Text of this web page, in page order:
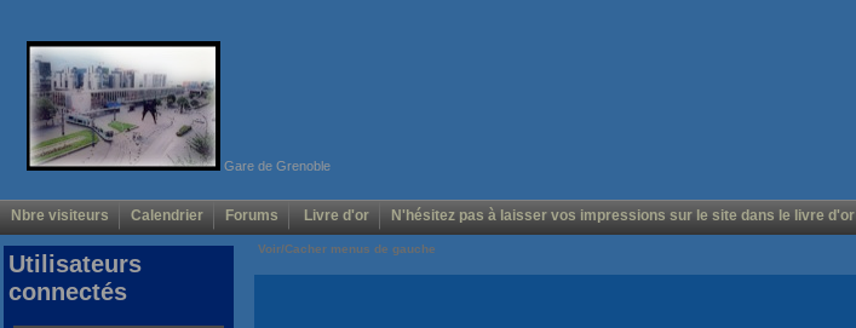
Gare de Grenoble
Nbre visiteurs Calendrier Forums Livre d'or N'hésitez pas à laisser vos impressions sur le site dans le livre d'or
Voir/Cacher menus de gauche
Utilisateurs
connectés